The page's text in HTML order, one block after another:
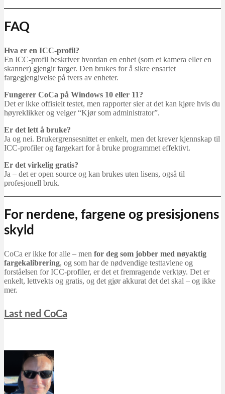
FAQ
Hva er en ICC-profil?
En ICC-profil beskriver hvordan en enhet (som et kamera eller en
skanner) gjengir farger. Den brukes for å sikre ensartet
fargegjengivelse på tvers av enheter.
Fungerer CoCa på Windows 10 eller 11?
Det er ikke offisielt testet, men rapporter sier at det kan kjøre hvis du
høyreklikker og velger “Kjør som administrator”.
Er det lett å bruke?
Ja og nei. Brukergrensesnittet er enkelt, men det krever kjennskap til
ICC-profiler og fargekart for å bruke programmet effektivt.
Er det virkelig gratis?
Ja – det er open source og kan brukes uten lisens, også til
profesjonell bruk.
For nerdene, fargene og presisjonens
skyld
CoCa er ikke for alle – men for deg som jobber med nøyaktig
fargekalibrering, og som har de nødvendige testtavlene og
forståelsen for ICC-profiler, er det et fremragende verktøy. Det er
enkelt, lettvekts og gratis, og det gjør akkurat det det skal – og ikke
mer.
Last ned CoCa